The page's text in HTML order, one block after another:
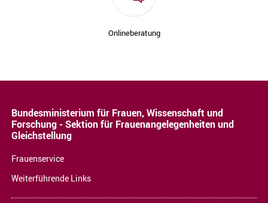
Onlineberatung
Bundesministerium für Frauen, Wissenschaft und
Forschung - Sektion für Frauenangelegenheiten und
Gleichstellung
Frauenservice
Weiterführende Links